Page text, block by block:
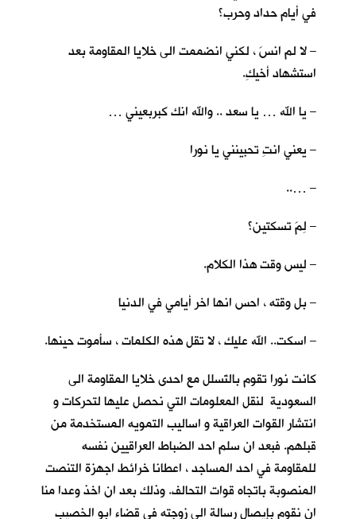
في أيام حداد وحرب؟
– لا لم انسَ ، لكني انضممت الى خلايا المقاومة بعد
استشهاد أخيكِ.
– يا الله … يا سعد .. والله انك كبربعيني …
– يعني انتِ تحبينني يا نورا
– …..
– لِمَ تسكتين؟
– ليس وقت هذا الكلام.
– بل وقته ، احس انها اخر أيامي في الدنيا
– اسكت.. الله عليك ، لا تقل هذه الكلمات ، سأموت حينها.
كانت نورا تقوم بالتَسلل مع احدى خلايا المقاومة الى
السعودية لنقل المعلومات التي نحصل عليها لتحركات و
انتشار القوات العراقية و اساليب التمويه المستخدمة من
قبلهم. فبعد ان سلم احد الضباط العراقيين نفسه
للمقاومة في احد المساجد ، اعطانا خرائط اجهزة التنصت
المنصوبة باتجاه قوات التحالف. وذلك بعد ان اخذ وعدا منا
ان نقوم بإيصال رسالة الى زوجته في قضاء ابو الخصيب